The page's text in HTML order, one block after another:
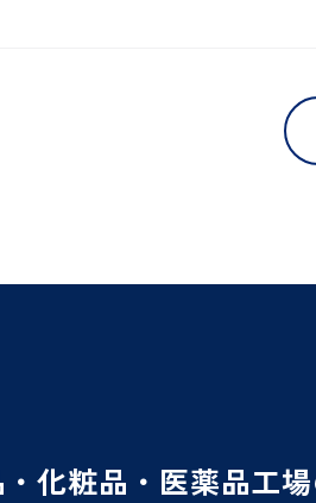
化粧品・医薬品工